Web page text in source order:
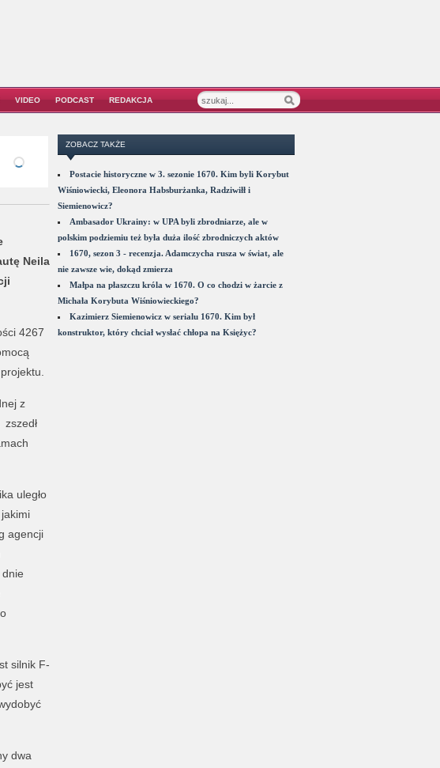
VIDEO PODCAST REDAKCJA
Neila
4267
z
uległo
agencji
silnik F-
jest
dwa
ZOBACZ TAKŻE
Postacie historyczne w 3. sezonie 1670. Kim byli Korybut
Wiśniowiecki, Eleonora Habsburżanka, Radziwiłł i
Siemienowicz?
Ambasador Ukrainy: w UPA byli zbrodniarze, ale w
polskim podziemiu też była duża ilość zbrodniczych aktów
1670, sezon 3 - recenzja. Adamczycha rusza w świat, ale
nie zawsze wie, dokąd zmierza
Małpa na płaszczu króla w 1670. O co chodzi w żarcie z
Michała Korybuta Wiśniowieckiego?
Kazimierz Siemienowicz w serialu 1670. Kim był
konstruktor, który chciał wysłać chłopa na Księżyc?